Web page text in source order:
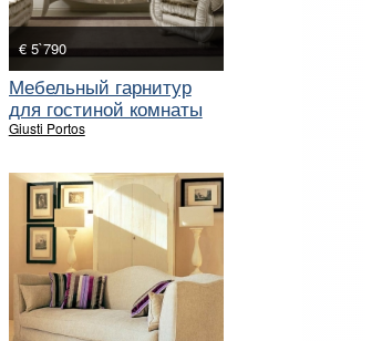
€ 5`790
Мебельный гарнитур
для гостиной комнаты
Giusti Portos